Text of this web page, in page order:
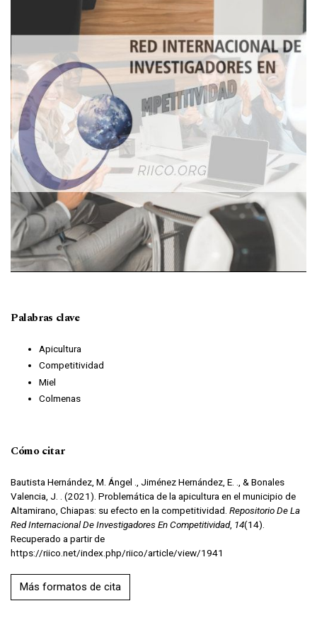
Palabras clave
Apicultura
Competitividad
Miel
Colmenas
Cómo citar
Bautista Hernández, M. Ángel ., Jiménez Hernández, E. ., & Bonales
Valencia, J. . (2021). Problemática de la apicultura en el municipio de
Altamirano, Chiapas: su efecto en la competitividad. Repositorio De La
Red Internacional De Investigadores En Competitividad, 14(14).
Recuperado a partir de
https://riico.net/index.php/riico/article/view/1941
Más formatos de cita